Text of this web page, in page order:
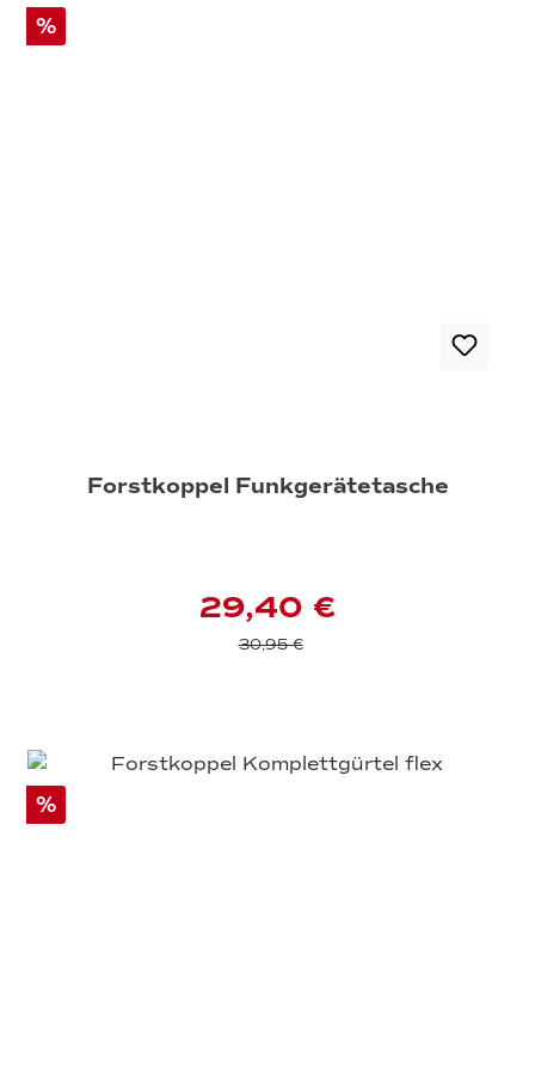
%
Forstkoppel Funkgerätetasche
29,40 €
30,95 €
%